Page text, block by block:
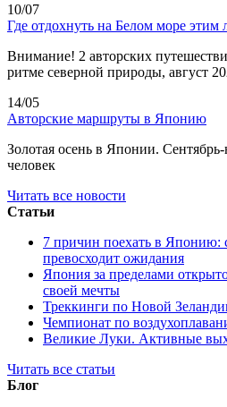
10/07
Где отдохнуть на Белом море этим
Внимание! 2 авторских
ритме северной природы, август
14/05
Авторские маршруты в Японию
Золотая осень в Японии.
человек
Читать все новости
Статьи
7 причин поехать в Японию:
превосходит ожидания
Япония за пределами
своей мечты
Треккинги по Новой
Чемпионат по
Великие Луки. Активные
Читать все статьи
Блог